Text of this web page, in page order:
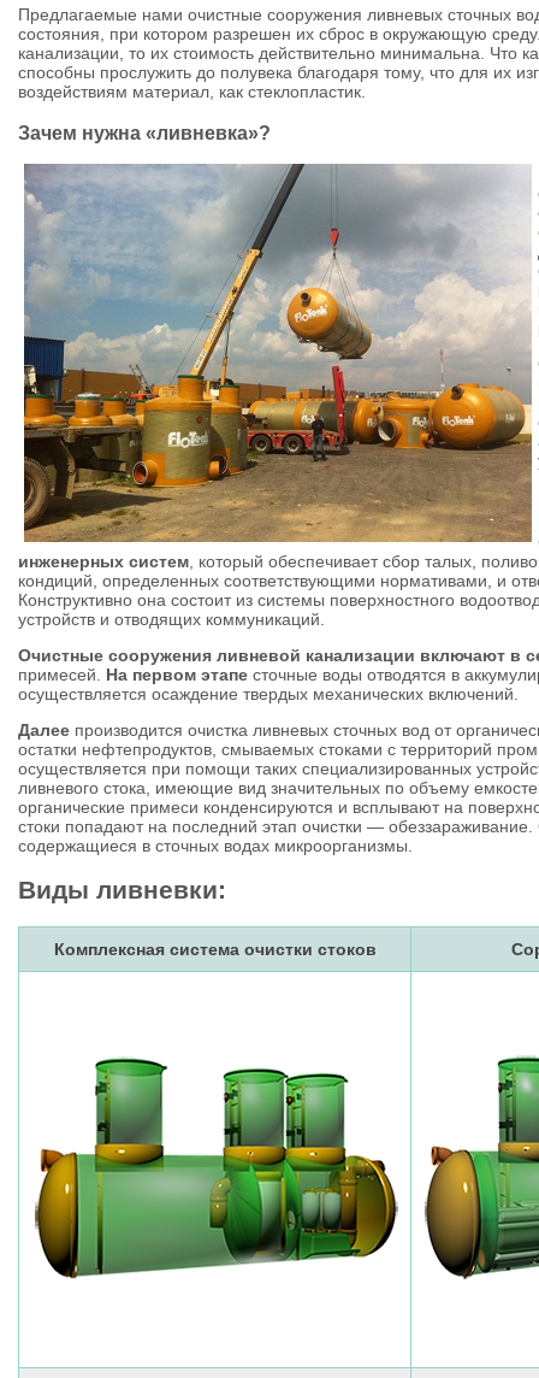
Предлагаемые нами очистные сооружения ливневых сточных
состояния, при котором разрешен их сброс в окружающую
канализации, то их стоимость действительно минимальна. Что
способны прослужить до полувека благодаря тому, что для их
воздействиям материал, как стеклопластик.
Зачем нужна «ливневка»?
инженерных систем , который обеспечивает сбор талых,
кондиций, определенных соответствующими нормативами, и
Конструктивно она состоит из системы поверхностного
устройств и отводящих коммуникаций.
Очистные сооружения ливневой канализации включают в
примесей. На первом этапе сточные воды отводятся в
осуществляется осаждение твердых механических включений.
Далее производится очистка ливневых сточных вод от
остатки нефтепродуктов, смываемых стоками с территорий
осуществляется при помощи таких специализированных
ливневого стока, имеющие вид значительных по объему
органические примеси конденсируются и всплывают на
стоки попадают на последний этап очистки —
содержащиеся в сточных водах микроорганизмы.
Виды ливневки:
Комплексная система очистки стоков